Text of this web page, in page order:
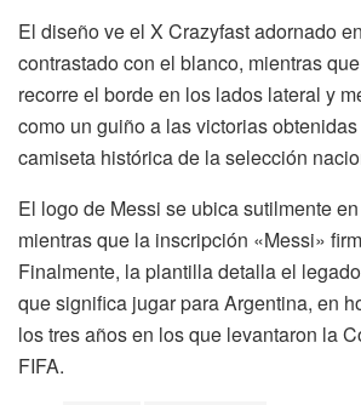
El diseño ve el X Crazyfast adornado
contrastado con el blanco, mientras
recorre el borde en los lados lateral y
como un guiño a las victorias
camiseta histórica de la selección
El logo de Messi se ubica sutilmente
mientras que la inscripción «Messi»
Finalmente, la plantilla detalla el
que significa jugar para Argentina, en
los tres años en los que levantaron la
FIFA.